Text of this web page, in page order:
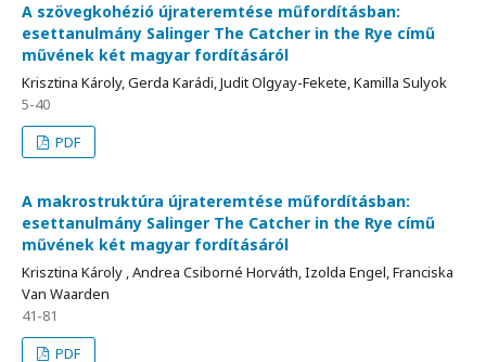
A szövegkohézió újrateremtése műfordításban:
esettanulmány Salinger The Catcher in the Rye című
művének két magyar fordításáról
Krisztina Károly, Gerda Karádi, Judit Olgyay-Fekete, Kamilla Sulyok
5-40
PDF
A makrostruktúra újrateremtése műfordításban:
esettanulmány Salinger The Catcher in the Rye című
művének két magyar fordításáról
Krisztina Károly , Andrea Csiborné Horváth, Izolda Engel, Franciska
Van Waarden
41-81
PDF